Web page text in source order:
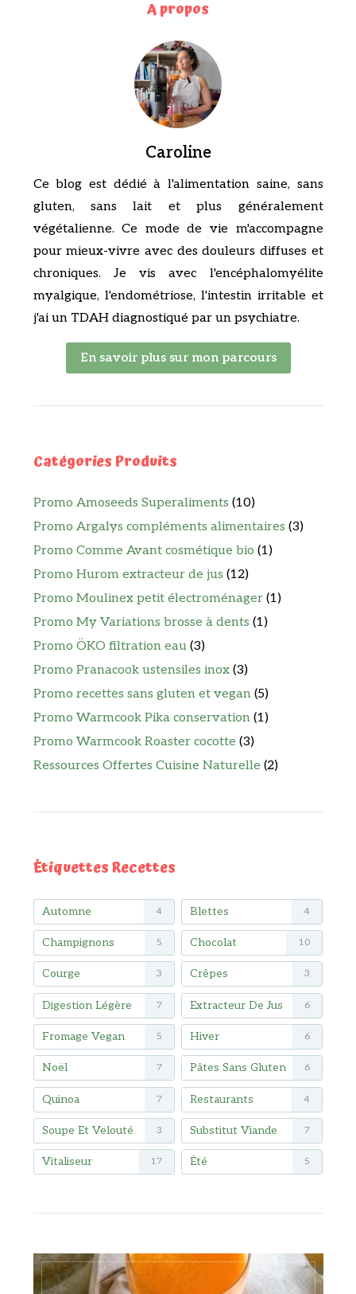
A propos
Caroline
Ce blog est dédié à l'alimentation saine, sans
gluten, sans lait et plus généralement
végétalienne. Ce mode de vie m'accompagne
pour mieux-vivre avec des douleurs diffuses et
chroniques. Je vis avec l'encéphalomyélite
myalgique, l'endométriose, l'intestin irritable et
j'ai un TDAH diagnostiqué par un psychiatre.
En savoir plus sur mon parcours
Catégories Produits
Promo Amoseeds Superaliments (10)
Promo Argalys compléments alimentaires (3)
Promo Comme Avant cosmétique bio (1)
Promo Hurom extracteur de jus (12)
Promo Moulinex petit électroménager (1)
Promo My Variations brosse à dents (1)
Promo ÖKO filtration eau (3)
Promo Pranacook ustensiles inox (3)
Promo recettes sans gluten et vegan (5)
Promo Warmcook Pika conservation (1)
Promo Warmcook Roaster cocotte (3)
Ressources Offertes Cuisine Naturelle (2)
Étiquettes Recettes
Automne 4 Blettes 4
Champignons 5 Chocolat 10
Courge 3 Crêpes 3
Digestion Légère 7 Extracteur De Jus 6
Fromage Vegan 5 Hiver 6
Noël 7 Pâtes Sans Gluten 6
Quinoa 7 Restaurants 4
Soupe Et Velouté 3 Substitut Viande 7
Vitaliseur 17 Été 5